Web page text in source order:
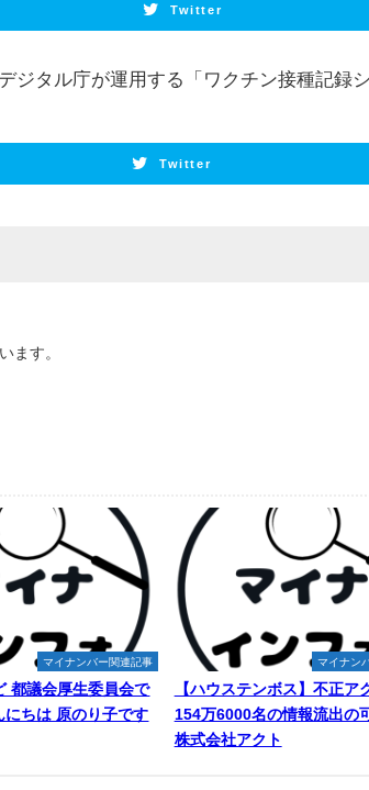
Twitter
ジタル庁が運用する「ワクチン接種記録
Twitter
ます。
マイナンバー関連記事
都議会厚生委員会で
にちは 原のり子です
マイナン
【ハウステンボス】不正ア
154万6000名の情報流出の
株式会社アクト